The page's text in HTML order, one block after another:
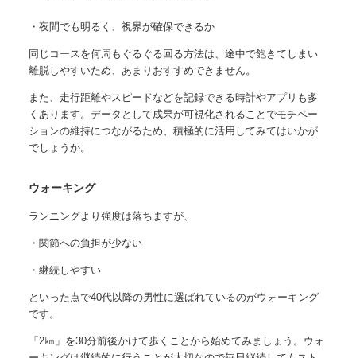
・夜間でも明るく、視界が確保できるか
同じコースを何周もぐるぐる回る方法は、途中で飽きてしまい
離脱しやすいため、あまりおすすめできません。
また、走行距離やスピードなどを記録できる時計やアプリも多
くあります。データとして成果が可視化されることでモチベー
ションの維持につながるため、積極的に活用してみてはいかが
でしょうか。
ウォーキング
ランニングより強度は落ちますが、
・関節への負担が少ない
・継続しやすい
といった点で40代以降の男性に選ばれているのがウォーキング
です。
「2㎞」を30分前後かけて歩くことから始めてみましょう。 ウォ